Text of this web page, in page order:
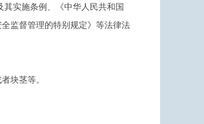
实施条例、《中华人民共和国
监督管理的特别规定》等法律法
块茎等。